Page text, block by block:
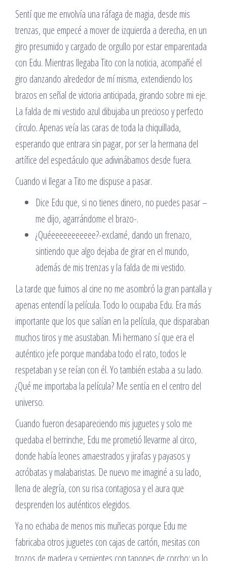
Sentí que me envolvía una ráfaga de magia, desde mis
trenzas, que empecé a mover de izquierda a derecha, en un
giro presumido y cargado de orgullo por estar emparentada
con Edu. Mientras llegaba Tito con la noticia, acompañé el
giro danzando alrededor de mí misma, extendiendo los
brazos en señal de victoria anticipada, girando sobre mi eje.
La falda de mi vestido azul dibujaba un precioso y perfecto
círculo. Apenas veía las caras de toda la chiquillada,
esperando que entrara sin pagar, por ser la hermana del
artífice del espectáculo que adivinábamos desde fuera.
Cuando vi llegar a Tito me dispuse a pasar.
Dice Edu que, si no tienes dinero, no puedes pasar –
me dijo, agarrándome el brazo-.
¿Quéeeeeeeeeeee?-exclamé, dando un frenazo,
sintiendo que algo dejaba de girar en el mundo,
además de mis trenzas y la falda de mi vestido.
La tarde que fuimos al cine no me asombró la gran pantalla y
apenas entendí la película. Todo lo ocupaba Edu. Era más
importante que los que salían en la película, que disparaban
muchos tiros y me asustaban. Mi hermano sí que era el
auténtico jefe porque mandaba todo el rato, todos le
respetaban y se reían con él. Yo también estaba a su lado.
¿Qué me importaba la película? Me sentía en el centro del
universo.
Cuando fueron desapareciendo mis juguetes y solo me
quedaba el berrinche, Edu me prometió llevarme al circo,
donde había leones amaestrados y jirafas y payasos y
acróbatas y malabaristas. De nuevo me imaginé a su lado,
llena de alegría, con su risa contagiosa y el aura que
desprenden los auténticos elegidos.
Ya no echaba de menos mis muñecas porque Edu me
fabricaba otros juguetes con cajas de cartón, mesitas con
trozos de madera y serpientes con tapones de corcho; yo lo